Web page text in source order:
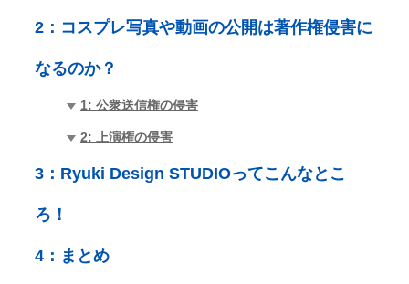
2： コスプレ写真や動画の公開は著作権侵害に
なるのか？
1: 公衆送信権の侵害
2: 上演権の侵害
3： Ryuki Design STUDIOってこんなとこ
ろ！
4： まとめ